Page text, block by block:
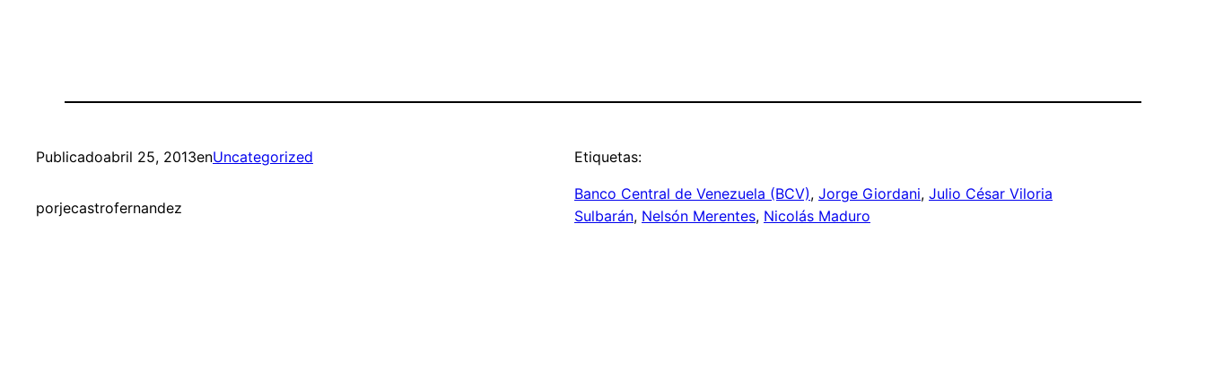
Publicadoabril 25, 2013enUncategorized
porjecastrofernandez
Etiquetas:
Banco Central de Venezuela (BCV), Jorge Giordani, Julio César Viloria
Sulbarán, Nelsón Merentes, Nicolás Maduro